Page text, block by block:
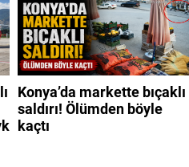
Konya’da markette bıçaklı
saldırı! Ölümden böyle
kaçtı